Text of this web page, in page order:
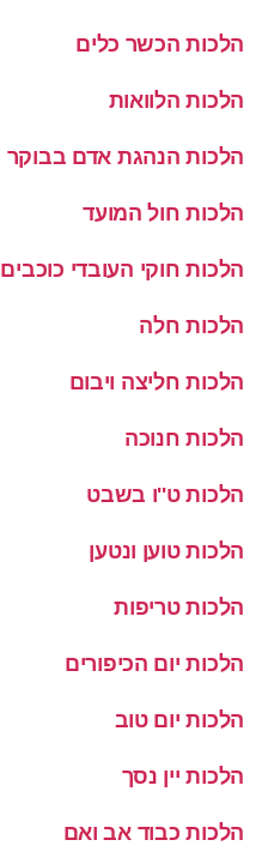
הלכות הכשר כלים
הלכות הלוואות
הלכות הנהגת אדם בבוקר
הלכות חול המועד
הלכות חוקי העובדי כוכבים
הלכות חלה
הלכות חליצה ויבום
הלכות חנוכה
הלכות ט''ו בשבט
הלכות טוען ונטען
הלכות טריפות
הלכות יום הכיפורים
הלכות יום טוב
הלכות יין נסך
הלכות כבוד אב ואם